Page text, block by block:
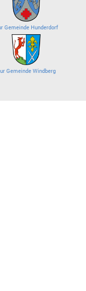
Gemeinde Hunderdorf
Gemeinde Windberg